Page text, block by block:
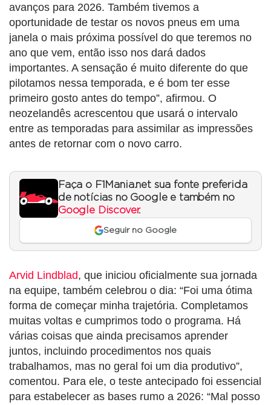
avanços para 2026. Também tivemos a
oportunidade de testar os novos pneus em uma
janela o mais próxima possível do que teremos no
ano que vem, então isso nos dará dados
importantes. A sensação é muito diferente do que
pilotamos nessa temporada, e é bom ter esse
primeiro gosto antes do tempo”, afirmou. O
neozelandês acrescentou que usará o intervalo
entre as temporadas para assimilar as impressões
antes de retornar com o novo carro.
Faça o F1Mania.net sua fonte preferida
de notícias no Google e também no
Google Discover.
Seguir no Google
Arvid Lindblad, que iniciou oficialmente sua jornada
na equipe, também celebrou o dia: “Foi uma ótima
forma de começar minha trajetória. Completamos
muitas voltas e cumprimos todo o programa. Há
várias coisas que ainda precisamos aprender
juntos, incluindo procedimentos nos quais
trabalhamos, mas no geral foi um dia produtivo”,
comentou. Para ele, o teste antecipado foi essencial
para estabelecer as bases rumo a 2026: “Mal posso